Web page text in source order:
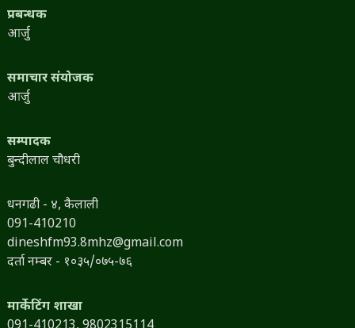
प्रबन्धक
आर्जु
समाचार संयोजक
आर्जु
सम्पादक
बुन्दीलाल चौधरी
धनगढी - ४, कैलाली
091-410210
dineshfm93.8mhz@gmail.com
दर्ता नम्बर - १०३५/०७५-७६
मार्केटिंग शाखा